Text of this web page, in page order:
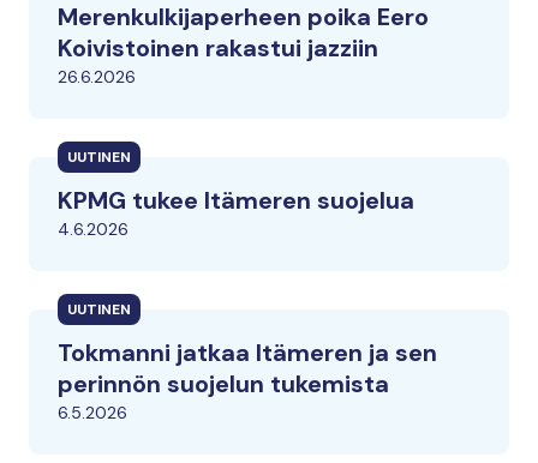
Merenkulkijaperheen poika Eero
Koivistoinen rakastui jazziin
26.6.2026
UUTINEN
KPMG tukee Itämeren suojelua
4.6.2026
UUTINEN
Tokmanni jatkaa Itämeren ja sen
perinnön suojelun tukemista
6.5.2026